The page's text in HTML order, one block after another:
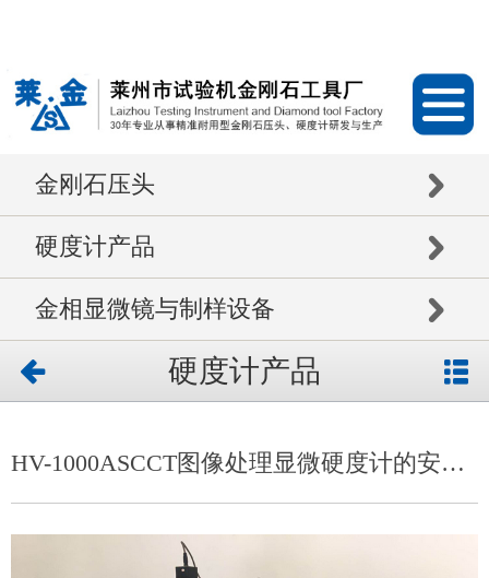
金刚石压头
硬度计产品
金相显微镜与制样设备
硬度计产品
HV-1000ASCCT图像处理显微硬度计的安装及培训获得客户的满意